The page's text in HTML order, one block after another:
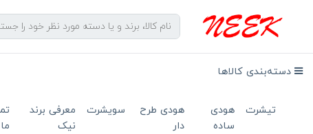
دسته‌بندی کالاها
تیشرت
هودی
ساده
هودی طرح
دار
سویشرت
معرفی برند
نیک
ما